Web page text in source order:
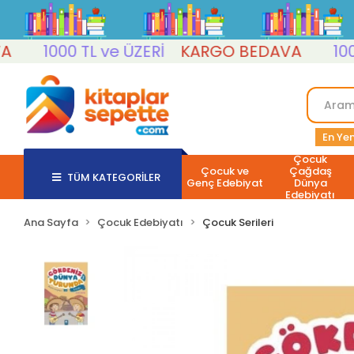
1000 TL ve ÜZERİ KARGO BEDAVA 1000
En
TÜM KATEGORİLER Çocuk ve
Genç Edebiyat
Çocuk
Çağdaş
Dünya
Edebiyatı
Ana Sayfa
Çocuk Edebiyatı Çocuk Serileri